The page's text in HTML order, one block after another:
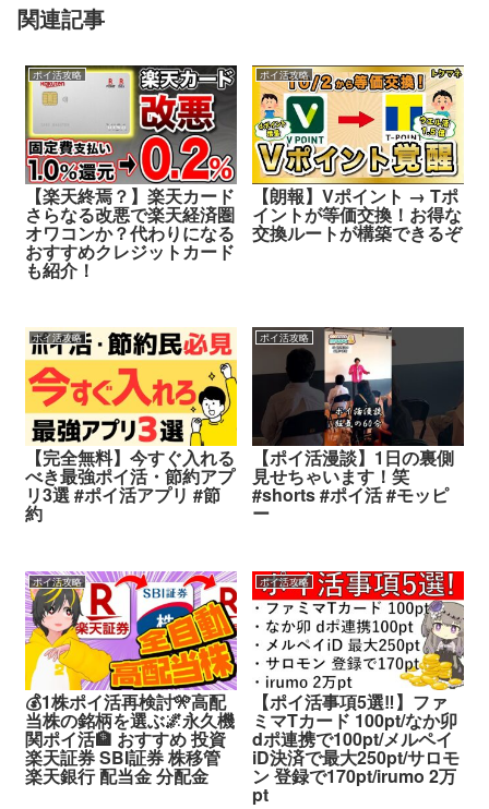
関連記事
ポイ活攻略
【楽天終焉？】楽天カード
さらなる改悪で楽天経済圏
オワコンか？代わりになる
おすすめクレジットカード
も紹介！
ポイ活攻略
【朗報】Vポイント → Tポ
イントが等価交換！お得な
交換ルートが構築できるぞ
ポイ活攻略
【完全無料】今すぐ入れる
べき最強ポイ活・節約アプ
リ3選 #ポイ活アプリ #節
約
ポイ活攻略
【ポイ活漫談】1日の裏側
見せちゃいます！笑
#shorts #ポイ活 #モッピ
ー
ポイ活攻略
💰1株ポイ活再検討🎌高配
当株の銘柄を選ぶ🌌永久機
関ポイ活🏦 おすすめ 投資
楽天証券 SBI証券 株移管
楽天銀行 配当金 分配金
ポイ活攻略
【ポイ活事項5選‼】ファ
ミマTカード 100pt/なか卯
dポ連携で100pt/メルペイ
iD決済で最大250pt/サロモ
ン 登録で170pt/irumo 2万
pt